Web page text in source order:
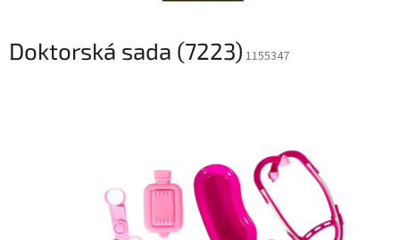
Doktorská sada (7223) 1155347